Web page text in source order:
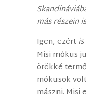
más részein
Igen, ezértis
Misi mókus
örökké
mókusok